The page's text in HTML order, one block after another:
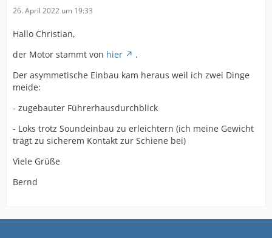
26. April 2022 um 19:33
Hallo Christian,
der Motor stammt von hier
.
Der asymmetische Einbau kam heraus weil ich zwei Dinge
meide:
- zugebauter Führerhausdurchblick
- Loks trotz Soundeinbau zu erleichtern (ich meine Gewicht
trägt zu sicherem Kontakt zur Schiene bei)
Viele Grüße
Bernd